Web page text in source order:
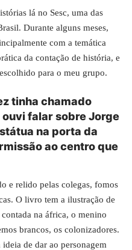
lá no Sesc, uma das
Durante alguns meses,
com a temática
da contação de história, e
para o meu grupo.
tinha chamado
falar sobre Jorge
na porta da
ao centro que
e relido pelas colegas, fomos
O livro tem a ilustração de
na áfrica, o menino
brancos, os colonizadores.
de dar ao personagem